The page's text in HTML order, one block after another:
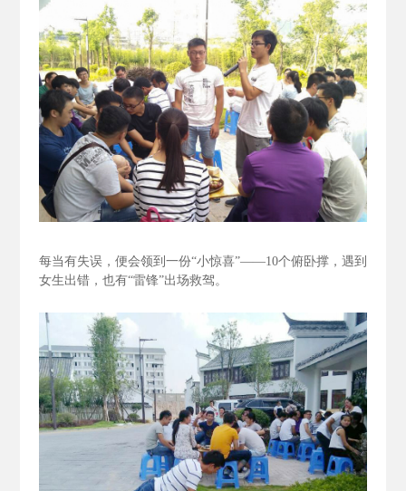
每当有失误，便会领到一份“小惊喜”——10个俯卧撑，遇到
女生出错，也有“雷锋”出场救驾。